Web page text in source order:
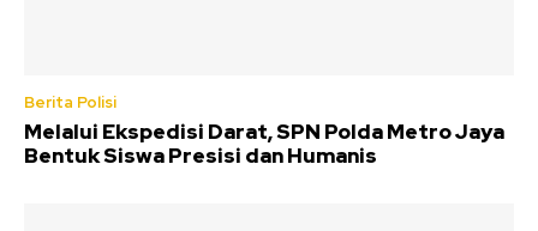
Berita Polisi
Melalui Ekspedisi Darat, SPN Polda Metro Jaya
Bentuk Siswa Presisi dan Humanis